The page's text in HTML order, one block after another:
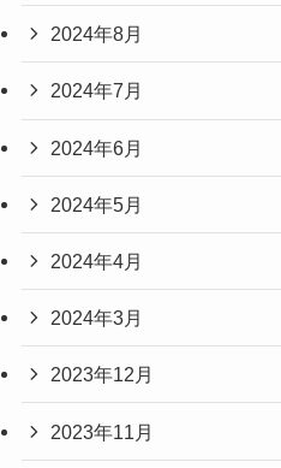
2024年8月
2024年7月
2024年6月
2024年5月
2024年4月
2024年3月
2023年12月
2023年11月